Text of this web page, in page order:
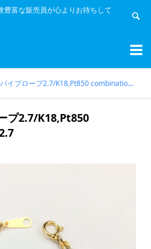
豊富な販売員が心よりお待ちして


プロープ2.7/K18,Pt850 combination Rope 2.7
プ2.7/K18,Pt850